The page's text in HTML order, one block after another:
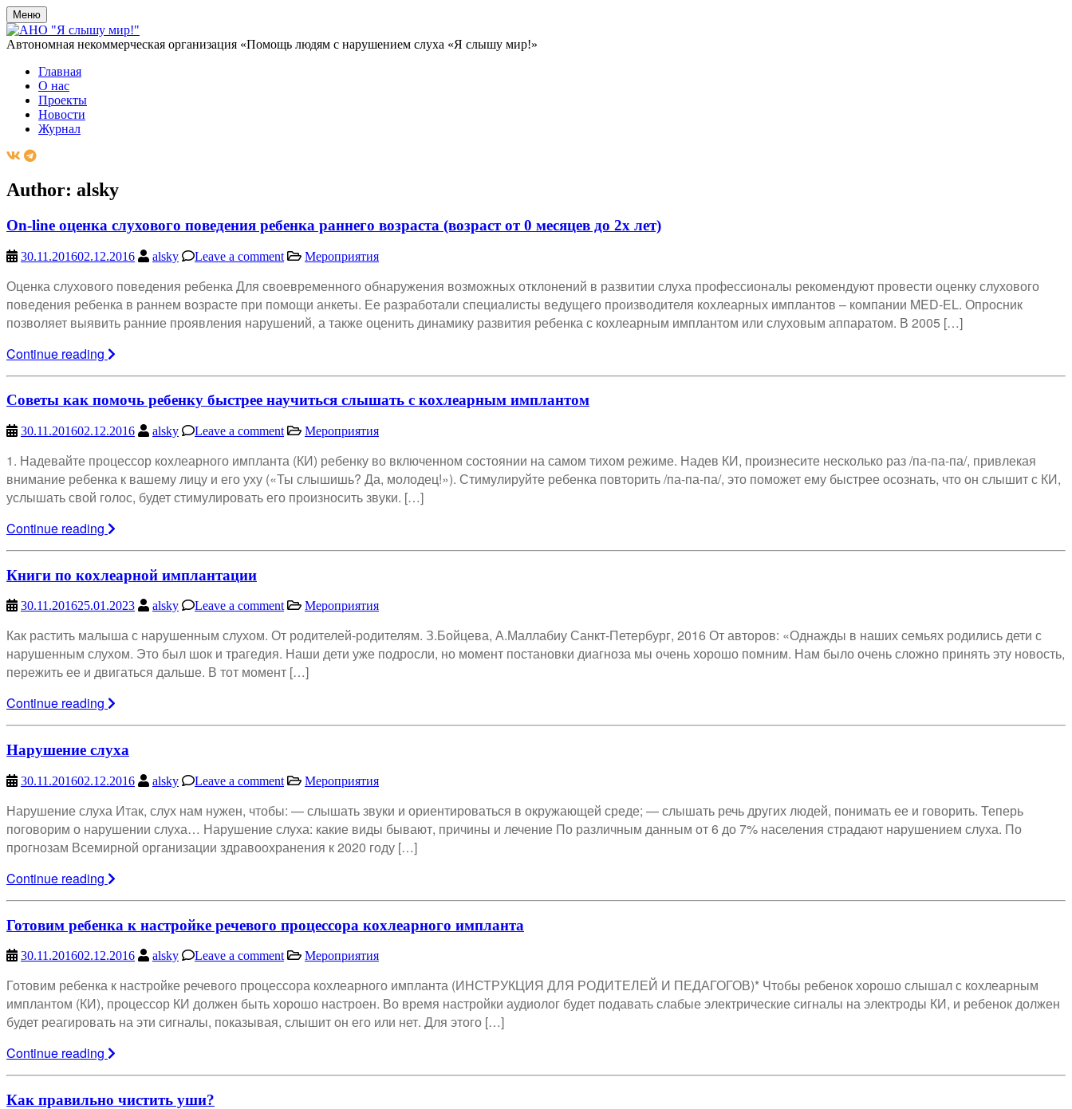
Меню
Автономная некоммерческая организация «Помощь людям с нарушением слуха «Я слышу мир!»
Главная
О нас
Проекты
Новости
Журнал
Author: alsky
On-line оценка слухового поведения ребенка раннего возраста (возраст от 0 месяцев до 2х лет)
30.11.201602.12.2016 alsky Leave a comment Мероприятия
Оценка слухового поведения ребенка Для своевременного обнаружения возможных отклонений в развитии слуха профессионалы рекомендуют провести оценку слухового
поведения ребенка в раннем возрасте при помощи анкеты. Ее разработали специалисты ведущего производителя кохлеарных имплантов – компании MED-EL. Опросник
позволяет выявить ранние проявления нарушений, а также оценить динамику развития ребенка с кохлеарным имплантом или слуховым аппаратом. В 2005 […]
Continue reading
Советы как помочь ребенку быстрее научиться слышать с кохлеарным имплантом
30.11.201602.12.2016 alsky Leave a comment Мероприятия
1. Надевайте процессор кохлеарного импланта (КИ) ребенку во включенном состоянии на самом тихом режиме. Надев КИ, произнесите несколько раз /па-па-па/, привлекая
внимание ребенка к вашему лицу и его уху («Ты слышишь? Да, молодец!»). Стимулируйте ребенка повторить /па-па-па/, это поможет ему быстрее осознать, что он слышит с КИ,
услышать свой голос, будет стимулировать его произносить звуки. […]
Continue reading
Книги по кохлеарной имплантации
30.11.201625.01.2023 alsky Leave a comment Мероприятия
Как растить малыша с нарушенным слухом. От родителей-родителям. З.Бойцева, А.Маллабиу Санкт-Петербург, 2016 От авторов: «Однажды в наших семьях родились дети с
нарушенным слухом. Это был шок и трагедия. Наши дети уже подросли, но момент постановки диагноза мы очень хорошо помним. Нам было очень сложно принять эту новость,
пережить ее и двигаться дальше. В тот момент […]
Continue reading
Нарушение слуха
30.11.201602.12.2016 alsky Leave a comment Мероприятия
Нарушение слуха Итак, слух нам нужен, чтобы: — слышать звуки и ориентироваться в окружающей среде; — слышать речь других людей, понимать ее и говорить. Теперь
поговорим о нарушении слуха… Нарушение слуха: какие виды бывают, причины и лечение По различным данным от 6 до 7% населения страдают нарушением слуха. По
прогнозам Всемирной организации здравоохранения к 2020 году […]
Continue reading
Готовим ребенка к настройке речевого процессора кохлеарного импланта
30.11.201602.12.2016 alsky Leave a comment Мероприятия
Готовим ребенка к настройке речевого процессора кохлеарного импланта (ИНСТРУКЦИЯ ДЛЯ РОДИТЕЛЕЙ И ПЕДАГОГОВ)* Чтобы ребенок хорошо слышал с кохлеарным
имплантом (КИ), процессор КИ должен быть хорошо настроен. Во время настройки аудиолог будет подавать слабые электрические сигналы на электроды КИ, и ребенок должен
будет реагировать на эти сигналы, показывая, слышит он его или нет. Для этого […]
Continue reading
Как правильно чистить уши?